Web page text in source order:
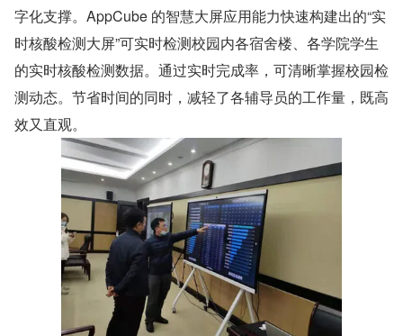
字化支撑。AppCube 的智慧大屏应用能力快速构建出的“实
时核酸检测大屏”可实时检测校园内各宿舍楼、各学院学生
的实时核酸检测数据。通过实时完成率，可清晰掌握校园检
测动态。节省时间的同时，减轻了各辅导员的工作量，既高
效又直观。